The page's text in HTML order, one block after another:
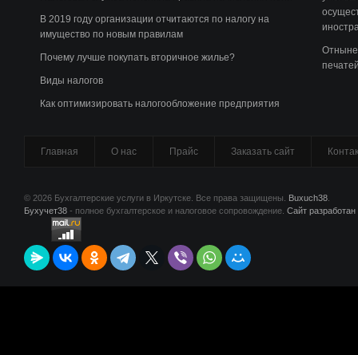
В 2019 году организации отчитаются по налогу на
имущество по новым правилам
Почему лучше покупать вторичное жилье?
Виды налогов
Как оптимизировать налогообложение предприятия
Отныне
Главная О нас Прайс Заказать сайт
© 2026 Бухгалтерские услуги в Иркутске. Все права защищены. Buxuch38
Бухучет38 - полное бухгалтерское и налоговое сопровождение. Сайт разработан